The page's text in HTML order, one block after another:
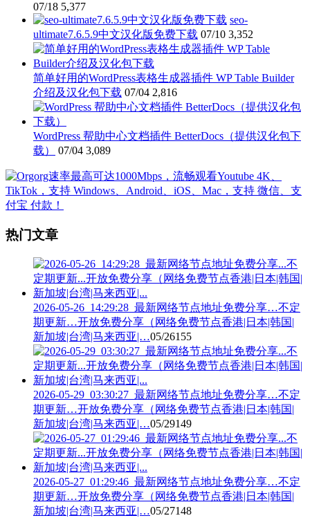
07/18 5,377
seo-
ultimate7.6.5.9中文汉化版免费下载 07/10 3,352
简单好用的WordPress表格生成器插件 WP Table Builder
介绍及汉化包下载 07/04 2,816
WordPress 帮助中心文档插件 BetterDocs（提供汉化包下
载）
07/04 3,089
热门文章
2026-05-26_14:29:28_最新网络节点地址免费分享…不定
期更新…开放免费分享（网络免费节点香港|日本|韩国|
新加坡|台湾|马来西亚|…05/26155
2026-05-29_03:30:27_最新网络节点地址免费分享…不定
期更新…开放免费分享（网络免费节点香港|日本|韩国|
新加坡|台湾|马来西亚|…05/29149
2026-05-27_01:29:46_最新网络节点地址免费分享…不定
期更新…开放免费分享（网络免费节点香港|日本|韩国|
新加坡|台湾|马来西亚|…05/27148